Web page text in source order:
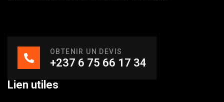
OBTENIR UN DEVIS
+237 6 75 66 17 34
Lien utiles